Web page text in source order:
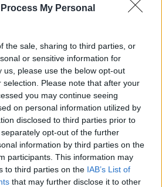
My Personal
the sale, sharing to third parties, or
or sensitive information for
us, please use the below opt-out
Please note that after your
you may continue seeing
on personal information utilized by
disclosed to third parties prior to
opt-out of the further
information by third parties on the
participants. This information may
to third parties on the IAB’s List of
that may further disclose it to other
době rostou velmi pomalu
dovozem ojetých elektromobilů
na platformách Smart, Roomster a
elektromobily Tarzari Zero (4
(2 prodané kusy), Tesla
přestavby Fiatů od italské firmy
2011 se očekává v ČR veřejný
Citroen C-Zero, Peugeot iOn,
Mitsubishi, a prodej nové
Renault Kangoo a Fluence.
způsobený růstem výroby
postupně otevře tento trh i
které lákají nízké provozní
cestování na krátké vzdálenosti.